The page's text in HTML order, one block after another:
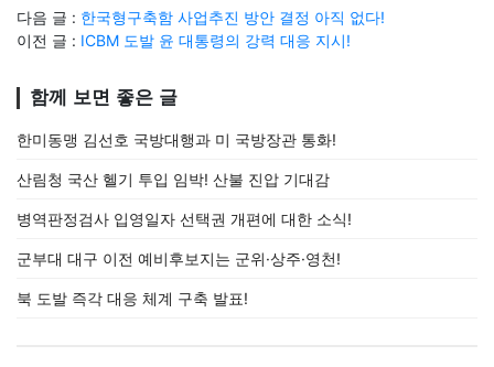
다음 글 : 한국형구축함 사업추진 방안 결정 아직 없다!
이전 글 : ICBM 도발 윤 대통령의 강력 대응 지시!
함께 보면 좋은 글
한미동맹 김선호 국방대행과 미 국방장관 통화!
산림청 국산 헬기 투입 임박! 산불 진압 기대감
병역판정검사 입영일자 선택권 개편에 대한 소식!
군부대 대구 이전 예비후보지는 군위·상주·영천!
북 도발 즉각 대응 체계 구축 발표!